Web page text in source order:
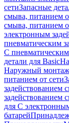
сетиЗапасные
смыва, питанием
смыва, питанием
электронным
пневматическим
С
детали для Basic
Наружный монтаж
питанием от сети
задействованием
задействованием
для С
батарей